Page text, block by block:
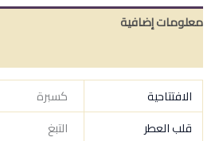
معلومات إضافية
الافتتاحية
كسبرة
قلب العطر
التبغ